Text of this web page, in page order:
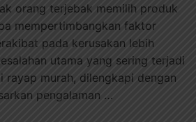
orang terjebak memilih produk
mempertimbangkan faktor
pada kerusakan lebih
utama yang sering terjadi
rayap murah, dilengkapi dengan
pengalaman …